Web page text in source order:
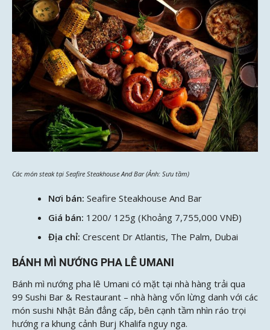
Các món steak tại Seafire Steakhouse And Bar (Ảnh: Sưu tầm)
Nơi bán: Seafire Steakhouse And Bar
Giá bán: 1200/ 125g (Khoảng 7,755,000 VNĐ)
Địa chỉ: Crescent Dr Atlantis, The Palm, Dubai
BÁNH MÌ NƯỚNG PHA LÊ UMANI
Bánh mì nướng pha lê Umani có mặt tại nhà hàng trải qua
99 Sushi Bar & Restaurant – nhà hàng vốn lừng danh với các
món sushi Nhật Bản đẳng cấp, bên cạnh tầm nhìn ráo trọi
hướng ra khung cảnh Burj Khalifa nguy nga.